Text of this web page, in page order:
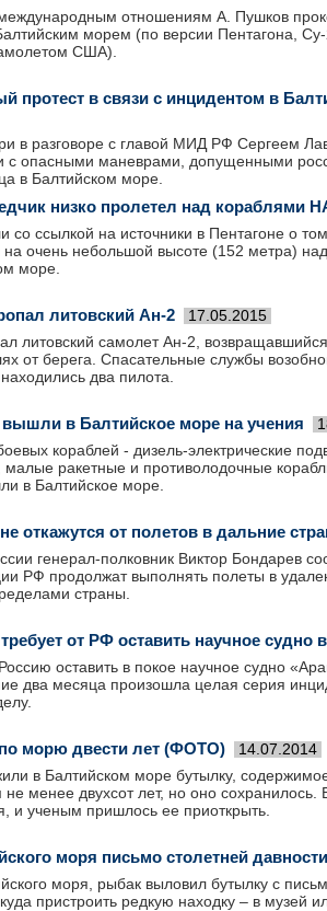
международным отношениям А. Пушков
морем (по версии Пентагона,
США).
протест в связи с инцидентом в
в разговоре с главой МИД РФ Сергеем
с опасными маневрами, допущенными
в Балтийском море.
низко пролетел над кораблями
ссылкой на источники в Пентагоне о
на очень небольшой высоте (152 метра)
море.
литовский Ан-2 17.05.2015
литовский самолет Ан-2,
от берега. Спасательные службы
два пилота.
в Балтийское море на учения
кораблей - дизель-электрические
ракетные и противолодочные
в Балтийское море.
откажутся от полетов в дальние
генерал-полковник Виктор Бондарев
РФ продолжат выполнять полеты в
страны.
от РФ оставить научное судно
оставить в покое научное судно
два месяца произошла целая серия
морю двести лет (ФОТО) 14.07.2014
в Балтийском море бутылку,
менее двухсот лет, но оно сохранилось.
и ученым пришлось ее приоткрыть.
моря письмо столетней давности
моря, рыбак выловил бутылку с
пристроить редкую находку – в музей